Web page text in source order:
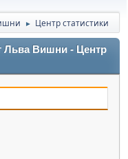
► Центр статистики
Льва Вишни - Центр